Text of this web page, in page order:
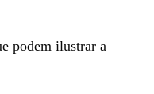
podem ilustrar a